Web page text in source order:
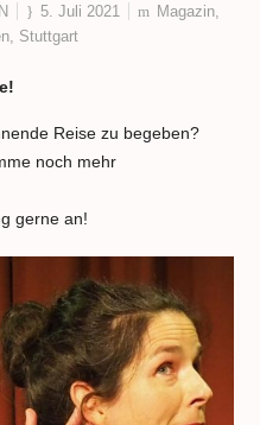
5. Juli 2021 Magazin
Stuttgart
Reise zu begeben?
noch mehr
gerne an!